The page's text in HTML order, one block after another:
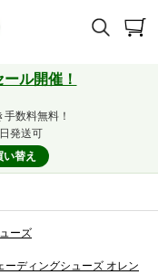
ル開催！
数料無料！
発送可
替え
ーズ
ーディングシューズ オレン